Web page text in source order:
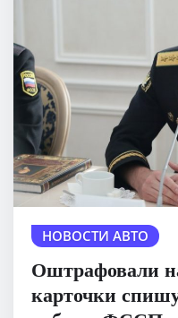
НОВОСТИ АВТО
Оштрафовали
карточки